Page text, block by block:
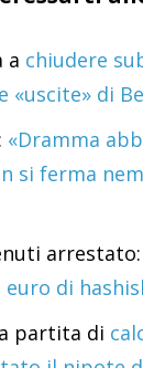
a chiudere
«uscite» di
«Dramma
si ferma
arrestato:
euro di
partita di